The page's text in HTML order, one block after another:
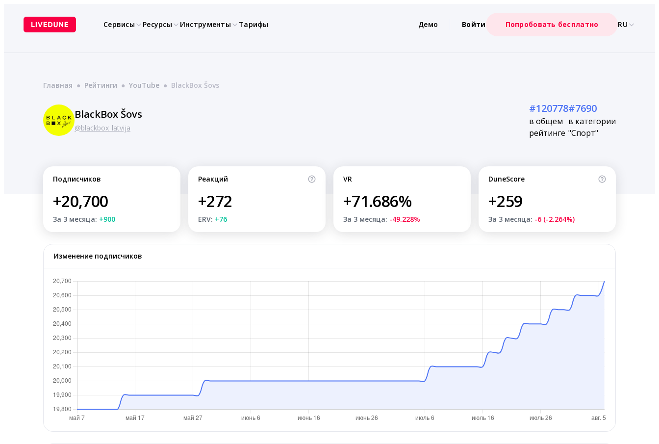
содержимому
Сервисы Ресурсы Инструменты Тарифы Демо Войти Попробовать бесплатно RU
Главная ● Рейтинги ● YouTube ● BlackBox Šovs
BlackBox Šovs
@blackbox_latvija
#120778
в общем
рейтинге
#7690
в категории
"Спорт"
Подписчиков
+20,700
За 3 месяца: +900
Реакций
+272
ERV: +76
VR
+71.686%
За 3 месяца: -49.228%
DuneScore
+259
За 3 месяца: -6 (-2.264%)
Изменение подписчиков